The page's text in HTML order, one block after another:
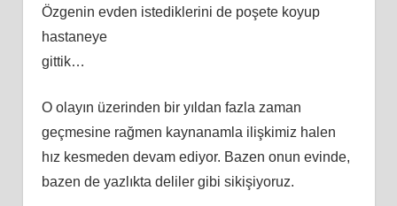
Özgenin evden istediklerini de poşete koyup
hastaneye
gittik…
O olayın üzerinden bir yıldan fazla zaman
geçmesine rağmen kaynanamla ilişkimiz halen
hız kesmeden devam ediyor. Bazen onun evinde,
bazen de yazlıkta deliler gibi sikişiyoruz.